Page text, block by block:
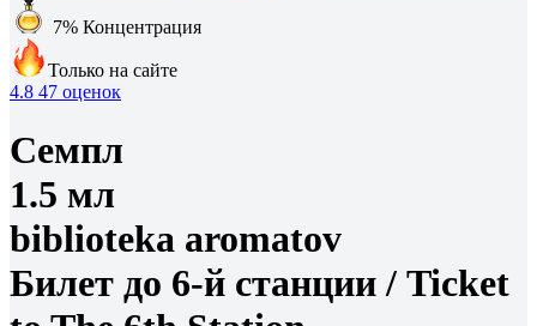
7% Концентрация
Только на сайте
4.8 47 оценок
Семпл
1.5 мл
biblioteka aromatov
Билет до 6-й станции / Ticket